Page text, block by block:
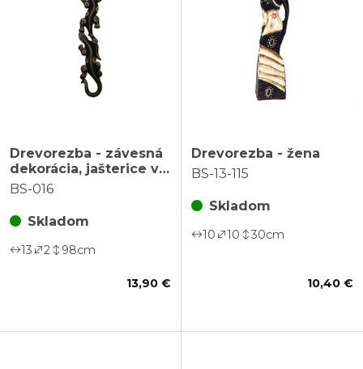
Drevorezba - závesná
dekorácia, jašterice v
rade
BS-016
Skladom
13 2 98cm
13,90 €
Drevorezba - žena
BS-13-115
Skladom
10 10 30cm
10,40 €